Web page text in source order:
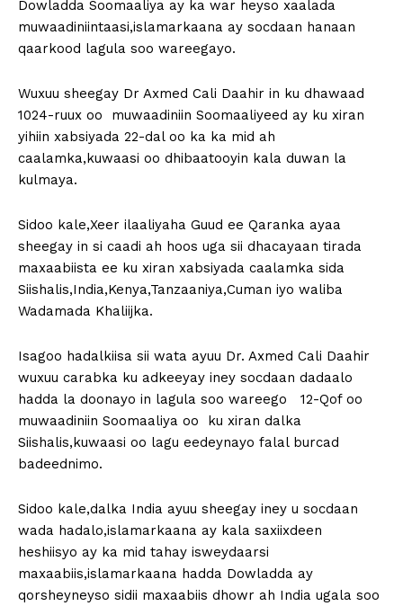
Dowladda Soomaaliya ay ka war heyso xaalada
muwaadiniintaasi,islamarkaana ay socdaan hanaan
qaarkood lagula soo wareegayo.
Wuxuu sheegay Dr Axmed Cali Daahir in ku dhawaad
1024-ruux oo muwaadiniin Soomaaliyeed ay ku xiran
yihiin xabsiyada 22-dal oo ka ka mid ah
caalamka,kuwaasi oo dhibaatooyin kala duwan la
kulmaya.
Sidoo kale,Xeer ilaaliyaha Guud ee Qaranka ayaa
sheegay in si caadi ah hoos uga sii dhacayaan tirada
maxaabiista ee ku xiran xabsiyada caalamka sida
Siishalis,India,Kenya,Tanzaaniya,Cuman iyo waliba
Wadamada Khaliijka.
Isagoo hadalkiisa sii wata ayuu Dr. Axmed Cali Daahir
wuxuu carabka ku adkeeyay iney socdaan dadaalo
hadda la doonayo in lagula soo wareego 12-Qof oo
muwaadiniin Soomaaliya oo ku xiran dalka
Siishalis,kuwaasi oo lagu eedeynayo falal burcad
badeednimo.
Sidoo kale,dalka India ayuu sheegay iney u socdaan
wada hadalo,islamarkaana ay kala saxiixdeen
heshiisyo ay ka mid tahay isweydaarsi
maxaabiis,islamarkaana hadda Dowladda ay
qorsheyneyso sidii maxaabiis dhowr ah India ugala soo